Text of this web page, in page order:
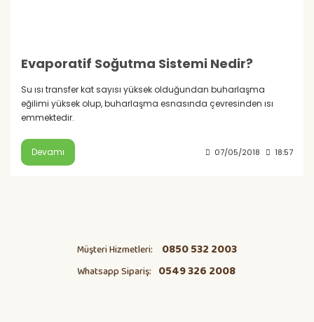
Evaporatif Soğutma Sistemi Nedir?
Su ısı transfer kat sayısı yüksek olduğundan buharlaşma
eğilimi yüksek olup, buharlaşma esnasında çevresinden ısı
emmektedir.
Devamı 07/05/2018 18:57
Müşteri Hizmetleri: 0850 532 2003
Whatsapp Sipariş: 0549 326 2008